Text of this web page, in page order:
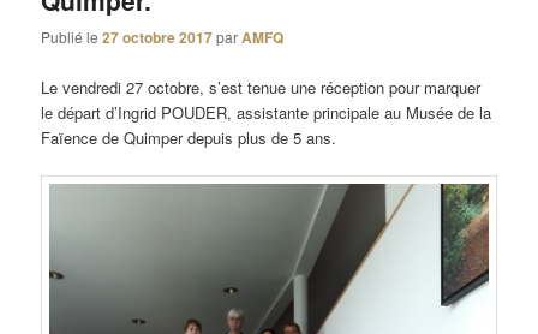
Publié le27 octobre 2017parAMFQ
Le vendredi 27 octobre, s’est tenue une réception pour marquer
le départ d’Ingrid POUDER, assistante principale au Musée de la
Faïence de Quimper depuis plus de 5 ans.